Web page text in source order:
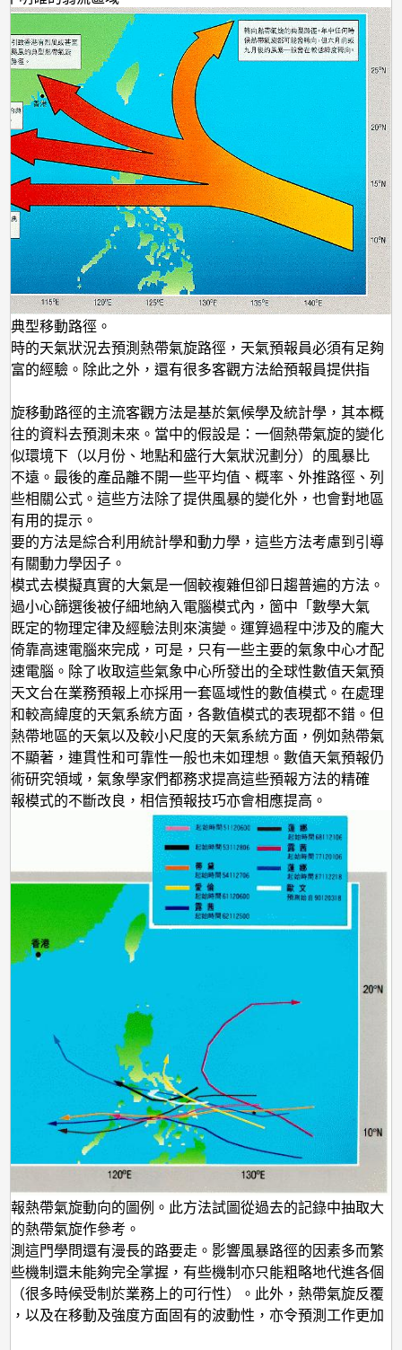
典型移動路徑。
時的天氣狀況去預測熱帶氣旋路徑，天氣預報員必須有足夠
富的經驗。除此之外，還有很多客觀方法給預報員提供指
旋移動路徑的主流客觀方法是基於氣候學及統計學，其本概
往的資料去預測未來。當中的假設是：一個熱帶氣旋的變化
似環境下（以月份、地點和盛行大氣狀況劃分）的風暴比
不遠。最後的產品離不開一些平均值、概率、外推路徑、列
些相關公式。這些方法除了提供風暴的變化外，也會對地區
有用的提示。
要的方法是綜合利用統計學和動力學，這些方法考慮到引導
有關動力學因子。
模式去模擬真實的大氣是一個較複雜但卻日趨普遍的方法。
過小心篩選後被仔細地納入電腦模式內，箇中「數學大氣
既定的物理定律及經驗法則來演變。運算過程中涉及的龐大
倚靠高速電腦來完成，可是，只有一些主要的氣象中心才配
速電腦。除了收取這些氣象中心所發出的全球性數值天氣預
天文台在業務預報上亦採用一套區域性的數值模式。在處理
和較高緯度的天氣系統方面，各數值模式的表現都不錯。但
熱帶地區的天氣以及較小尺度的天氣系統方面，例如熱帶氣
不顯著，連貫性和可靠性一般也未如理想。數值天氣預報仍
術研究領域，氣象學家們都務求提高這些預報方法的精確
報模式的不斷改良，相信預報技巧亦會相應提高。
報熱帶氣旋動向的圖例。此方法試圖從過去的記錄中抽取大
的熱帶氣旋作參考。
測這門學問還有漫長的路要走。影響風暴路徑的因素多而繁
些機制還未能夠完全掌握，有些機制亦只能粗略地代進各個
（很多時候受制於業務上的可行性）。此外，熱帶氣旋反覆
，以及在移動及強度方面固有的波動性，亦令預測工作更加